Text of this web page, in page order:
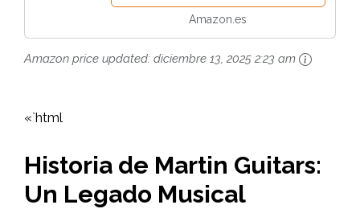
Amazon.es
Amazon price updated: diciembre 13, 2025 2:23 am
«`html
Historia de Martin Guitars:
Un Legado Musical